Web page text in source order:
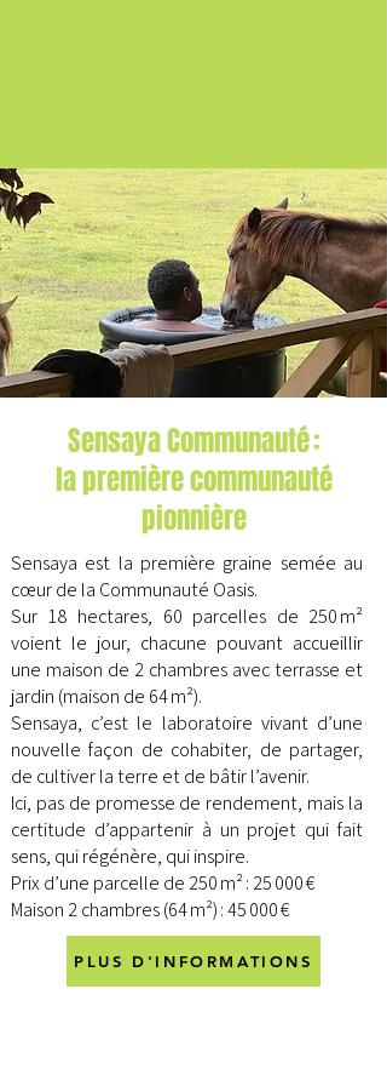
Sensaya Communauté :
la première communauté
pionnière
Sensaya est la première graine semée au
cœur de la Communauté Oasis.
Sur 18 hectares, 60 parcelles de 250 m²
voient le jour, chacune pouvant accueillir
une maison de 2 chambres avec terrasse et
jardin (maison de 64 m²).
Sensaya, c’est le laboratoire vivant d’une
nouvelle façon de cohabiter, de partager,
de cultiver la terre et de bâtir l’avenir.
Ici, pas de promesse de rendement, mais la
certitude d’appartenir à un projet qui fait
sens, qui régénère, qui inspire.
Prix d’une parcelle de 250 m² : 25 000 €
Maison 2 chambres (64 m²) : 45 000 €
PLUS D'INFORMATIONS